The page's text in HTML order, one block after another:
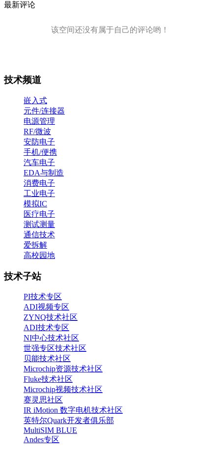
最新评论
该空间还没有属于自己的评论哟！
技术频道
嵌入式
元件/连接器
电源管理
RF/微波
安防电子
手机/便携
汽车电子
EDA与制造
消费电子
工业电子
模拟IC
医疗电子
测试测量
通信技术
爱拆解
高校园地
技术子站
PI技术专区
ADI视频专区
ZYNQ技术社区
ADI技术专区
NI中心技术社区
世强专区技术社区
贝能技术社区
Microchip资源技术社区
Fluke技术社区
Microchip视频技术社区
赛灵思社区
IR iMotion 数字电机技术社区
英特尔Quark开发者俱乐部
MultiSIM BLUE
Andes专区